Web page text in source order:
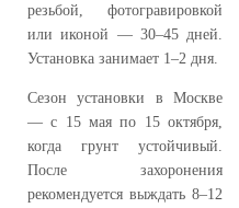
резьбой, фотогравировкой
или иконой — 30–45 дней.
Установка занимает 1–2 дня.
Сезон установки в Москве
— с 15 мая по 15 октября,
когда грунт устойчивый.
После захоронения
рекомендуется выждать 8–12